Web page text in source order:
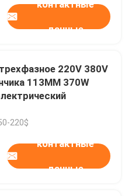
контактные
данные
220V 380V
113MM 370W
220$
контактные
данные